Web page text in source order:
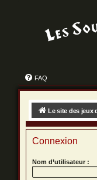
FAQ
Le site des jeux
Connexion
Nom d’utilisateur :